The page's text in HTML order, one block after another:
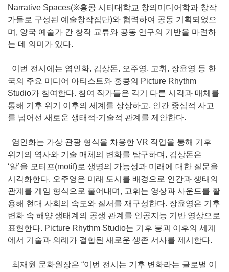
Narrative Spaces(※홍콩 시티대학교 창의미디어학과 창작
가들로 구성된 예술창작집단)와 협력하여 공동 기획되었으
며, 양국 예술가 간 창작 교류와 공동 연구의 기반을 마련하
는 데 의미가 있다.
이번 전시에는 염인화, 김상돈, 오주영, 고휘, 장윤영 등 한
국의 주요 미디어 아티스트와 홍콩의 Picture Rhythm
Studio가 참여한다. 참여 작가들은 각기 다른 시각과 매체를
통해 기후 위기 이후의 세계를 상상하고, 인간 중심적 사고
를 넘어선 새로운 생태적·기술적 관계를 제안한다.
염인화는 가상 관광 형식을 차용한 VR 작업을 통해 기후
위기의 역사와 기술 매체의 변화를 탐구하며, 김상돈은
‘알’을 모티프(motif)로 생명의 가능성과 미래에 대한 질문을
시각화한다. 오주영은 미래 도시를 배경으로 인간과 생태의
관계를 게임 형식으로 풀어내며, 고휘는 영상과 사운드를 활
용해 현대 사회의 속도와 질서를 재구성한다. 장윤영은 기후
변화 속 해양 생태계의 공생 관계를 인공지능 기반 영상으로
표현한다. Picture Rhythm Studio는 기후 붕괴 이후의 세계
에서 기술과 의례가 결합된 새로운 생존 서사를 제시한다.
최재원 문화원장은 “이번 전시는 기후 변화라는 글로벌 이